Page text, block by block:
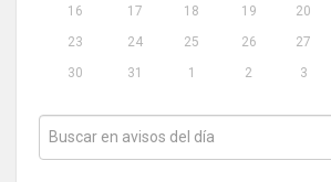
16
17 18 19 20
23
24 25 26 27
30
31 1 2 3